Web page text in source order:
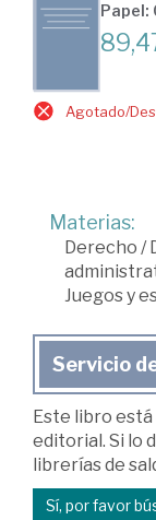
Papel:
Agotado/
Materias:
Derecho /
Juegos y
Servicio
Este libro
editorial. Si lo
librerías de
Sí, por favor